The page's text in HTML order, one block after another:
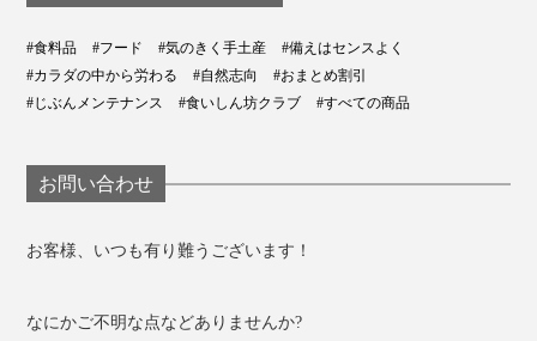
#食料品 #フード #気のきく手土産
#備えはセンスよく
#カラダの中から労わる
#自然志向
#おまとめ割引
#じぶんメンテナンス
#食いしん坊クラブ #すべての商品
お問い合わせ
お客様、いつも有り難うございます！
なにかご不明な点などありませんか?